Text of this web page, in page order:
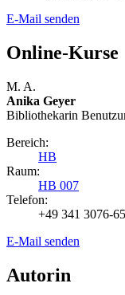
E-Mail senden
Online-Kurse
M. A.
Anika Geyer
Bibliothekarin
Bereich:
HB
Raum:
HB 007
Telefon:
+49 341 3076-
E-Mail senden
Autorin